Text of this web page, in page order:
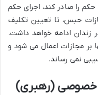
را صادر کند، اجرای حکم
حبس، تا تعیین تکلیف
زندان ادامه خواهد داشت.
بر مجازات اعمال می شود و
نمی رساند.
خصوصی (رهبری)